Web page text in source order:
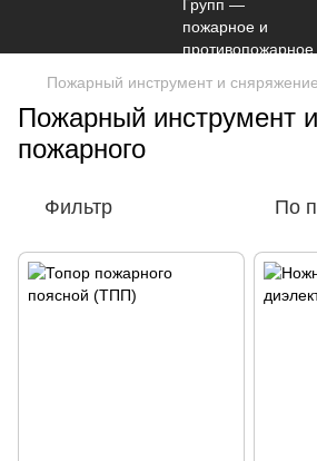
Пожарный инструмент и
Пожарный инструмент
пожарного
Фильтр По